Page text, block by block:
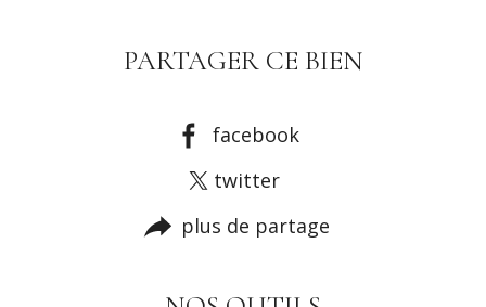
PARTAGER CE BIEN
facebook
twitter
plus de partage